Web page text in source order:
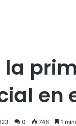
la
en
0 746 1